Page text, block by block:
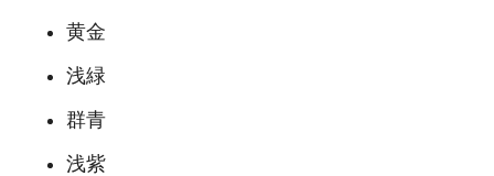
黄金
浅緑
群青
浅紫